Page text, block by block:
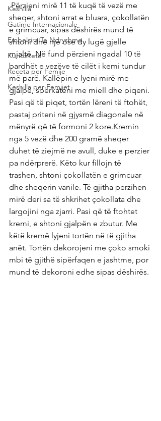
Keshilla
Gatime Internacionale
Embelsira Te Ndryshme
Kuriozitete
Receta per Femije
Keshilla per Femijet
Përzieni mirë 11 të kuqë të vezë me
sheqer, shtoni arrat e bluara, çokollatën
e grimcuar, sipas dëshirës mund të
shtoni dhe një ose dy lugë gjelle
mjaltë. Në fund përzieni ngadal 10 të
bardhët e vezëve të cilët i kemi tundur
më parë. Kallëpin e lyeni mirë me
gjalpë, spërkateni me miell dhe piqeni.
Pasi që të piqet, tortën lëreni të ftohët,
pastaj priteni në gjysmë diagonale në
mënyrë që të formoni 2 kore.Kremin
nga 5 vezë dhe 200 gramë sheqer
duhet të ziejmë ne avull, duke e perzier
pa ndërprerë. Këto kur fillojn të
trashen, shtoni çokollatën e grimcuar
dhe sheqerin vanile. Të gjitha perzihen
mirë deri sa të shkrihet çokollata dhe
largojini nga zjarri. Pasi që të ftohtet
kremi, e shtoni gjalpën e zbutur. Me
këtë kremë lyjeni tortën në të gjitha
anët. Tortën dekorojeni me çoko smoki
mbi të gjithë sipërfaqen e jashtme, por
mund të dekoroni edhe sipas dëshirës.